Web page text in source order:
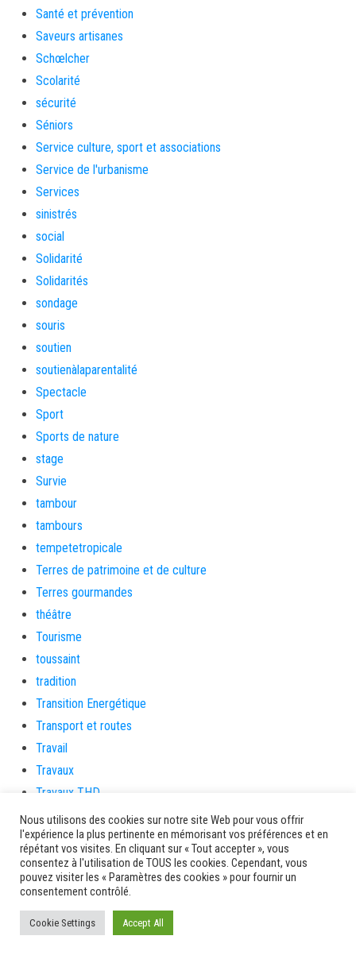
Santé et prévention
Saveurs artisanes
Schœlcher
Scolarité
sécurité
Séniors
Service culture, sport et associations
Service de l'urbanisme
Services
sinistrés
social
Solidarité
Solidarités
sondage
souris
soutien
soutienàlaparentalité
Spectacle
Sport
Sports de nature
stage
Survie
tambour
tambours
tempetetropicale
Terres de patrimoine et de culture
Terres gourmandes
théâtre
Tourisme
toussaint
tradition
Transition Energétique
Transport et routes
Travail
Travaux
Travaux THD
travaux utiles
TSUNAMI
TZCLD
uncategorized
Video
Nous utilisons des cookies sur notre site Web pour vous offrir
l'expérience la plus pertinente en mémorisant vos préférences et en
répétant vos visites. En cliquant sur « Tout accepter », vous
consentez à l'utilisation de TOUS les cookies. Cependant, vous
pouvez visiter les « Paramètres des cookies » pour fournir un
consentement contrôlé.
Cookie Settings Accept All